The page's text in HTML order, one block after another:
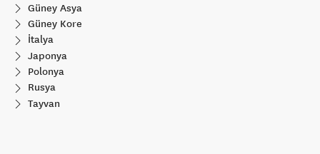
Güney Asya
Güney Kore
İtalya
Japonya
Polonya
Rusya
Tayvan